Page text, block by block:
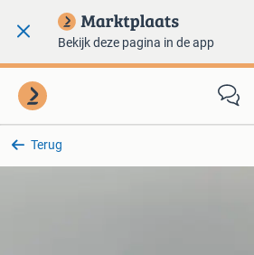
Bekijk deze pagina in de app
Terug